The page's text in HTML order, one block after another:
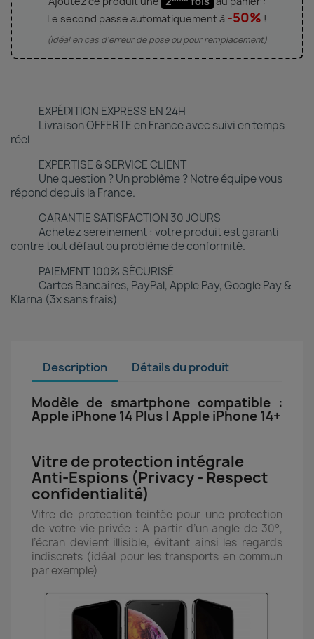
Le second passe automatiquement à -50% !
(Idéal en cas d'erreur de pose ou pour remplacement)
EXPÉDITION EXPRESS EN 24H
Livraison OFFERTE en France avec suivi en temps
réel
EXPERTISE & SERVICE CLIENT
Une question ? Un problème ? Notre équipe vous
répond depuis la France.
GARANTIE SATISFACTION 30 JOURS
Achetez sereinement : votre produit est garanti
contre tout défaut ou problème de conformité.
PAIEMENT 100% SÉCURISÉ
Cartes Bancaires, PayPal, Apple Pay, Google Pay &
Klarna (3x sans frais)
Description Détails du produit
Modèle de smartphone compatible :
Apple iPhone 14 Plus | Apple iPhone 14+
Vitre de protection intégrale
Anti-Espions (Privacy - Respect
confidentialité)
Vitre de protection teintée pour une protection
de votre vie privée : A partir d’un angle de 30°,
l’écran devient illisible, évitant ainsi les regards
indiscrets (idéal pour les transports en commun
par exemple)